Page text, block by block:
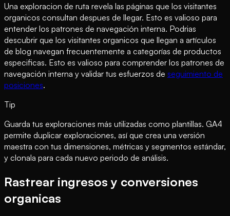
Una exploracion de ruta revela las páginas que los visitantes
organicos consultan despues de llegar. Esto es valioso para
entender los patrones de navegación interna. Podrias
descubrir que los visitantes organicos que llegan a artículos
de blog navegan frecuentemente a categorías de productos
especificas. Esto es valioso para comprender los patrones de
navegación interna y validar tus esfuerzos de seguimiento de
posiciones.
Tip
Guarda tus exploraciones más utilizadas como plantillas. GA4
permite duplicar exploraciones, así que crea una versión
maestra con tus dimensiones, métricas y segmentos estándar,
y clonala para cada nuevo periodo de análisis.
Rastrear ingresos y conversiones
organicas